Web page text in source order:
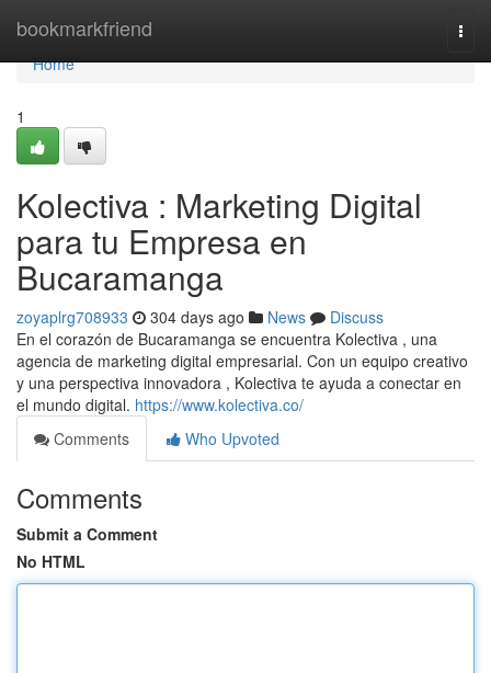
bookmarkfriend
Home
Home
1
Kolectiva : Marketing Digital
para tu Empresa en
Bucaramanga
zoyaplrg708933 304 days ago News
Discuss
En el corazón de Bucaramanga se encuentra Kolectiva , una
agencia de marketing digital empresarial. Con un equipo creativo
y una perspectiva innovadora , Kolectiva te ayuda a conectar en
el mundo digital. https://www.kolectiva.co/
Comments
Who Upvoted
Comments
Submit a Comment
No HTML